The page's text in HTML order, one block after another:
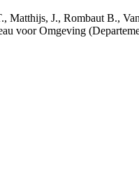
J., Rombaut B.,
voor Omgeving